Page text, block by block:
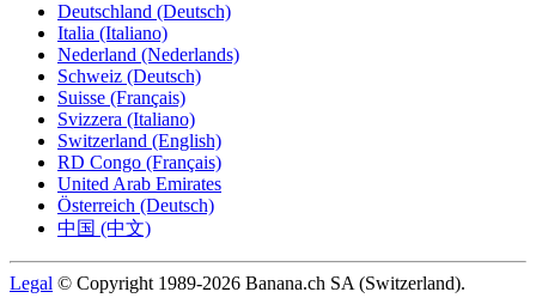
Deutschland (Deutsch)
Italia (Italiano)
Nederland (Nederlands)
Schweiz (Deutsch)
Suisse (Français)
Svizzera (Italiano)
Switzerland (English)
RD Congo (Français)
United Arab Emirates
Österreich (Deutsch)
中国 (中文)
Legal © Copyright 1989-2026 Banana.ch SA (Switzerland).